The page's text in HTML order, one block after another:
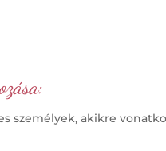
személyek, akikre